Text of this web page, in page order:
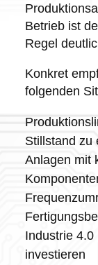
Betrieb ist
Regel
Konkret
folgenden
Stillstand zu
Anlagen mit
Industrie 4.0
investieren